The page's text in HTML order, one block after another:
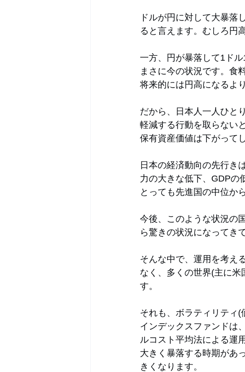
ドルが円に対して大暴落
ると言えます。むしろ円
一方、円が暴落して1ド
まさに今の状況です。食
将来的には円高になるよ
だから、日本人一人ひと
軽減する行動を取らない
保有資産価値は下がって
日本の経済動向の先行き
力の大きな低下、GDPの
とっても先進国の中位か
今後、このような状況の
ら驚きの状況になってき
そんな中で、運用を考え
なく、多くの世界(主に
す。
それも、ボラティリティ(
インデックスファンドは
ルコスト平均法による運
大きく暴落する時期があ
きくなります。